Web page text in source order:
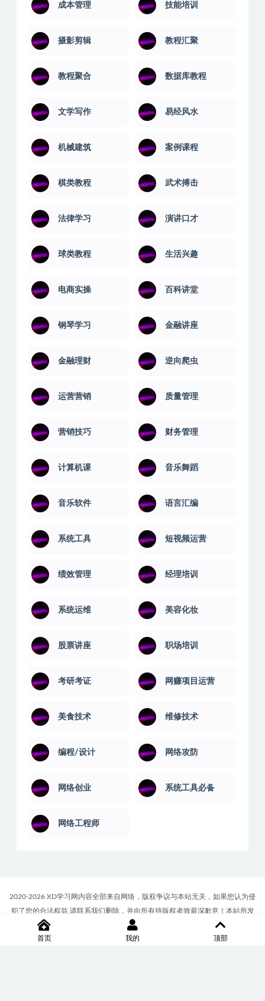
成本管理 技能培训
摄影剪辑 教程汇聚
教程聚合 数据库教程
文学写作 易经风水
机械建筑 案例课程
棋类教程 武术搏击
法律学习 演讲口才
球类教程 生活兴趣
电商实操 百科讲堂
钢琴学习 金融讲座
金融理财 逆向爬虫
运营营销 质量管理
营销技巧 财务管理
计算机课 音乐舞蹈
音乐软件 语言汇编
系统工具 短视频运营
绩效管理 经理培训
系统运维 美容化妆
股票讲座 职场培训
考研考证 网赚项目运营
美食技术 维修技术
编程/设计 网络攻防
网络创业 系统工具必备
网络工程师
2020-2026 XD学习网内容全部来自网络，版权争议与本站无关，如果您认为侵
犯了您的合法权益,请联系我们删除，并向所有持版权者致最深歉意！本站所发
布的一切学习教程、软件等资料仅限用于学习体验和研究目的；请自觉下载后
24小时内删除，如果您喜欢该资料，请支持正版！商务合作或版权联系邮箱
首页 我的 顶部